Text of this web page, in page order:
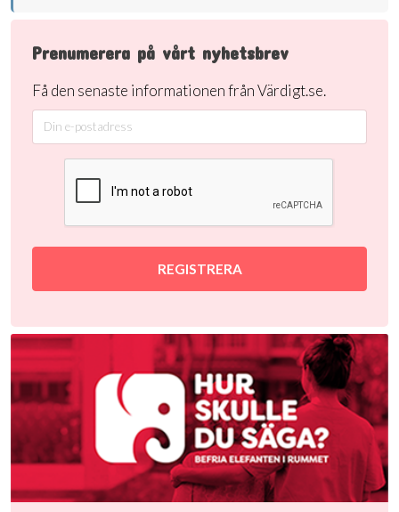
Prenumerera på vårt nyhetsbrev
Få den senaste informationen från Värdigt.se.
REGISTRERA